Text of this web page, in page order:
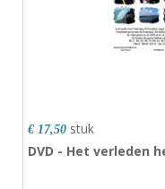
€ 17,50 stuk
DVD - Het verleden